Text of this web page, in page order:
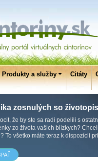
Produkty a služby Citáty
zosnulých so
že by ste sa radi podelili s
zo života vašich blízkych?
To všetko máte teraz k dispozícii